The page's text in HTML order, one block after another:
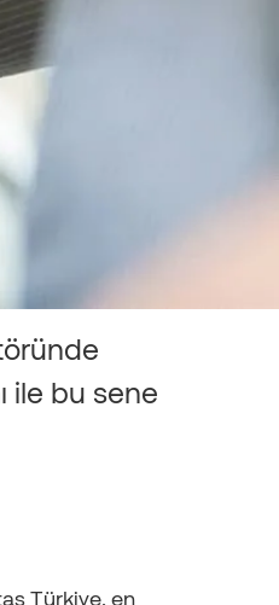
ile bu sene
Türkiye, en